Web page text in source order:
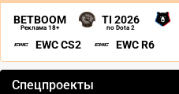
BETBOOM
Реклама 18+
TI 2026
по Dota 2
EWC CS2 EWC R6
Спецпроекты